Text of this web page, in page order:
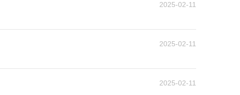
2025-02-11
2025-02-11
2025-02-11